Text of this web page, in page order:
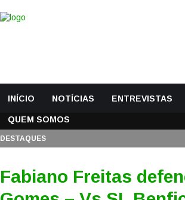
INÍCIO NOTÍCIAS ENTREVISTAS
QUEM SOMOS
DESTAQUES
Fabiano Freitas